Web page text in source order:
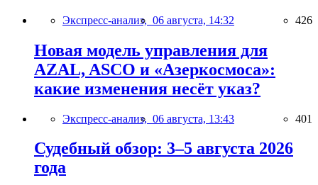
Экспресс-анализ, 06 августа, 14:32 426
Новая модель управления для
AZAL, ASCO и «Азеркосмоса»:
какие изменения несёт указ?
Экспресс-анализ, 06 августа, 13:43 401
Судебный обзор: 3–5 августа 2026
года